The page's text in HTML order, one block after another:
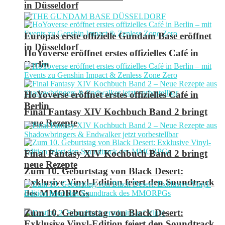
in Düsseldorf
HoYoverse eröffnet erstes offizielles Café in
Berlin
Final Fantasy XIV Kochbuch Band 2 bringt
neue Rezepte
Zum 10. Geburtstag von Black Desert:
Exklusive Vinyl-Edition feiert den Soundtrack
des MMORPGs
Europas erste offizielle Gundam Base eröffnet
in Düsseldorf
HoYoverse eröffnet erstes offizielles Café in
Berlin
Final Fantasy XIV Kochbuch Band 2 bringt
neue Rezepte
Zum 10. Geburtstag von Black Desert: